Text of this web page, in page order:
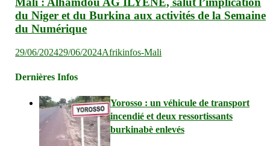
du Niger et du Burkina aux activités de la Semaine
du Numérique
29/06/202429/06/2024Afrikinfos-Mali
Dernières Infos
Yorosso : un véhicule de transport
incendié et deux ressortissants
burkinabè enlevés